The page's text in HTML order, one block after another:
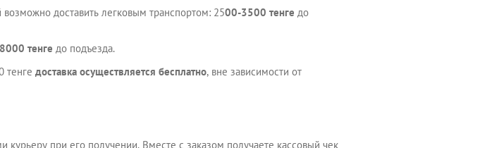
доставить легковым транспортом: 2500-3500 тенге до
тенге до подъезда.
тенге доставка осуществляется бесплатно, вне зависимости от
курьеру при его получении. Вместе с заказом получаете кассовый чек